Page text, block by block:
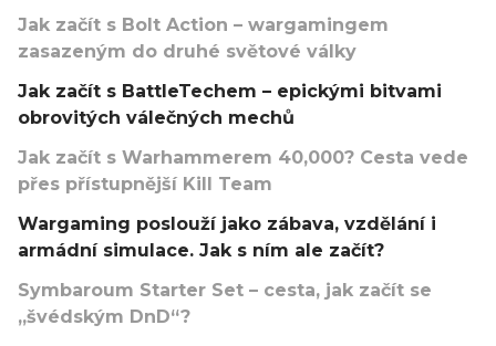
Jak začít s Bolt Action – wargamingem
zasazeným do druhé světové války
Jak začít s BattleTechem – epickými bitvami
obrovitých válečných mechů
Jak začít s Warhammerem 40,000? Cesta vede
přes přístupnější Kill Team
Wargaming poslouží jako zábava, vzdělání i
armádní simulace. Jak s ním ale začít?
Symbaroum Starter Set – cesta, jak začít se
„švédským DnD“?